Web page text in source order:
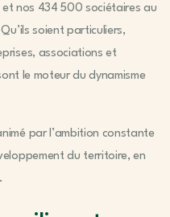
et nos 434 500 sociétaires au
soient particuliers,
associations et
le moteur du dynamisme
par l’ambition constante
du territoire, en